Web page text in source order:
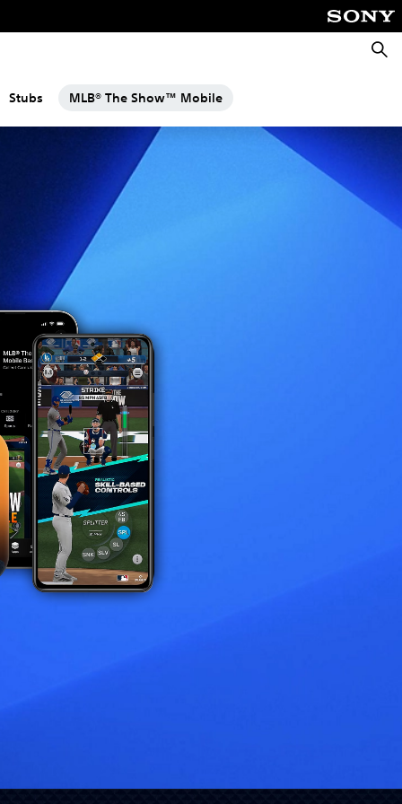
Stubs MLB® The Show™ Mobile